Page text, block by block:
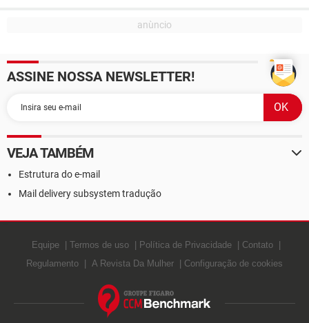
ASSINE NOSSA NEWSLETTER!
VEJA TAMBÉM
Estrutura do e-mail
Mail delivery subsystem tradução
Equipe Termos de uso Política de Privacidade
Contato
Regulamento
A Revista Da Mulher Configuração de cookies